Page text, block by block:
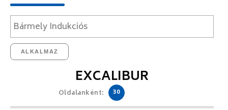
ALKALMAZ
EXCALIBUR
Oldalanként: 30